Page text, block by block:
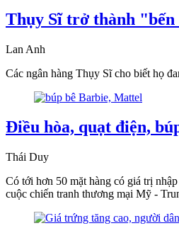
Thụy Sĩ trở thành "bến
Lan Anh
Các ngân hàng Thụy Sĩ cho biết họ
Điều hòa, quạt điện,
Thái Duy
Có tới hơn 50 mặt hàng có giá trị
cuộc chiến tranh thương mại Mỹ -